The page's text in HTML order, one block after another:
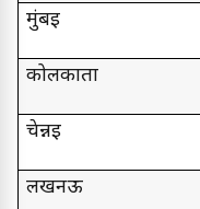
मुंबई
कोलकाता
चेन्नई
लखनऊ